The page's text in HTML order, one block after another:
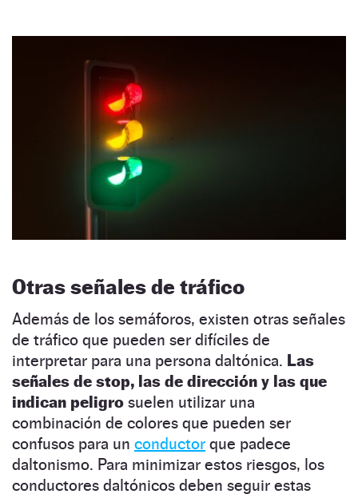
Otras señales de tráfico
Además de los semáforos, existen otras señales
de tráfico que pueden ser difíciles de
interpretar para una persona daltónica. Las
señales de stop, las de dirección y las que
indican peligro suelen utilizar una
combinación de colores que pueden ser
confusos para un conductor que padece
daltonismo. Para minimizar estos riesgos, los
conductores daltónicos deben seguir estas